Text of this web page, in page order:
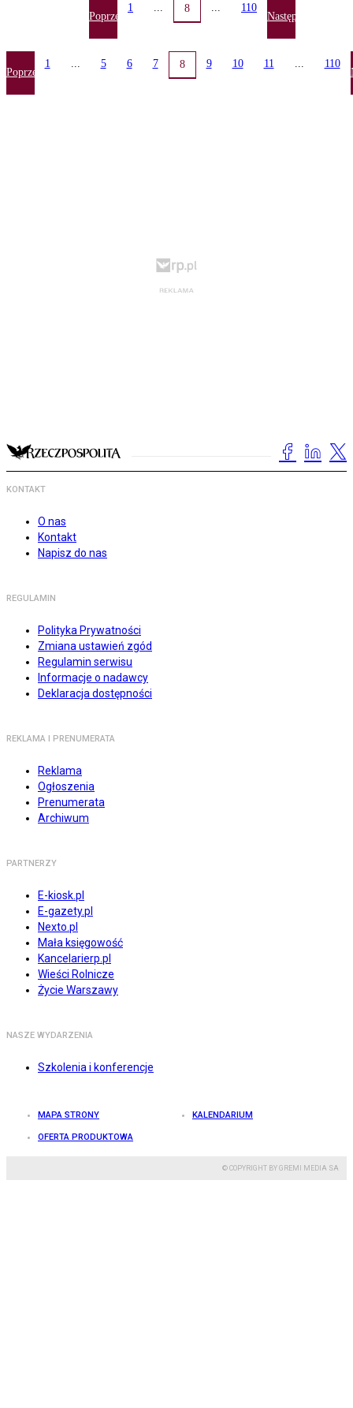
Poprzednia
1 8 110
Następna
Poprzednia
1 5 6 7 8 9 10 11 110
KONTAKT
O nas
Kontakt
Napisz do nas
REGULAMIN
Polityka Prywatności
Zmiana ustawień zgód
Regulamin serwisu
Informacje o nadawcy
Deklaracja dostępności
REKLAMA I PRENUMERATA
Reklama
Ogłoszenia
Prenumerata
Archiwum
PARTNERZY
E-kiosk.pl
E-gazety.pl
Nexto.pl
Mała księgowość
Kancelarierp.pl
Wieści Rolnicze
Życie Warszawy
NASZE WYDARZENIA
Szkolenia i konferencje
MAPA STRONY KALENDARIUM
OFERTA PRODUKTOWA
© COPYRIGHT BY GREMI MEDIA SA